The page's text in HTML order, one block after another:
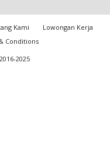
Kami
Lowongan Kerja
Conditions
2025